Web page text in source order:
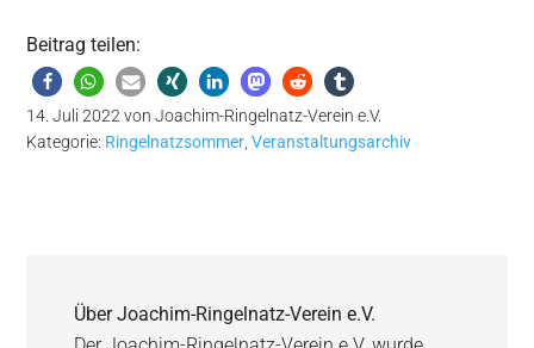
Beitrag teilen:
14. Juli 2022 vonJoachim-Ringelnatz-Verein e.V.
Kategorie: Ringelnatzsommer ,Veranstaltungsarchiv
ÜberJoachim-Ringelnatz-Verein e.V.